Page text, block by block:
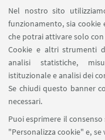
Nel nostro sito
funzionamento, sia
che potrai attivare solo
Cookie e altri strumenti
analisi statistiche,
istituzionale e analisi dei
Se chiudi questo banner
necessari.
Puoi esprimere il
"Personalizza cookie" e,
Presentazione
Lorenzo Donati
«
45 46